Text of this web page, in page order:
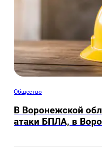
Общество
В Воронежской
атаки БПЛА, в